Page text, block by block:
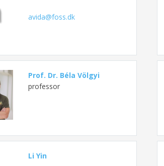
avida@foss.dk
Prof. Dr. Béla Völgyi
professor
Li Yin